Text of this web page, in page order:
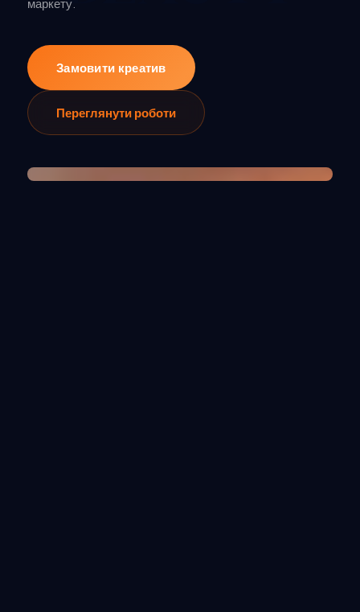
Замовити креатив
Переглянути роботи